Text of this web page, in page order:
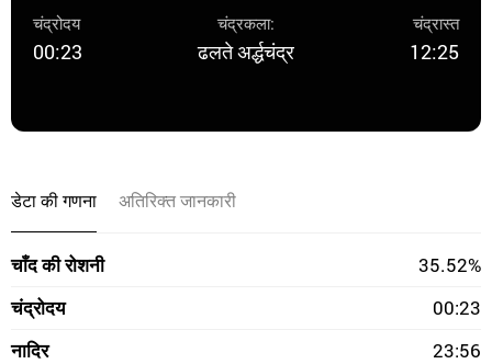
चंद्रोदय
00:23
चंद्रकला:
ढलते अर्द्धचंद्र
चंद्रास्त
12:25
डेटा की गणना अतिरिक्त जानकारी
चाँद की रोशनी
35.52%
चंद्रोदय
00:23
नादिर
23:56